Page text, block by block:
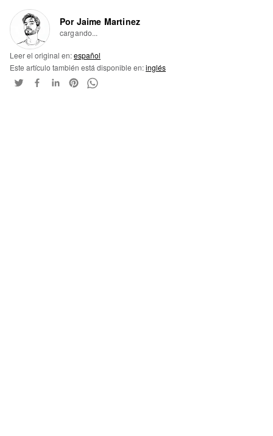
Por Jaime Martinez
cargando...
Leer el original en:español
Este artículo también está disponible en:inglés